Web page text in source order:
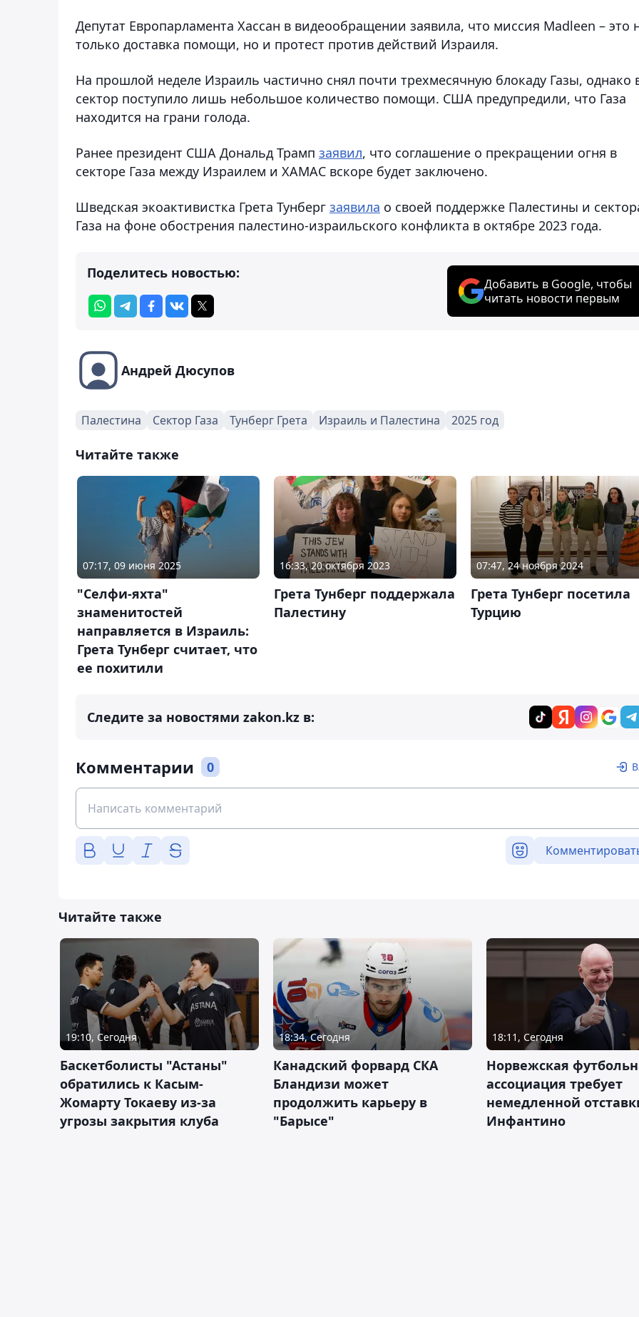
Депутат Европарламента Хассан в видеообращении заявила, что миссия Madleen – это
только доставка помощи, но и протест против действий Израиля.
На прошлой неделе Израиль частично снял почти трехмесячную блокаду Газы, однако
сектор поступило лишь небольшое количество помощи. США предупредили, что Газа
находится на грани голода.
Ранее президент США Дональд Трамп заявил, что соглашение о прекращении огня в
секторе Газа между Израилем и ХАМАС вскоре будет заключено.
Шведская экоактивистка Грета Тунберг заявила о своей поддержке Палестины и
Газа на фоне обострения палестино-израильского конфликта в октябре 2023 года.
Поделитесь новостью:
Добавить в Google, чтобы
читать новости первым
Андрей Дюсупов
Палестина Сектор Газа Тунберг Грета Израиль и Палестина 2025 год
Читайте также
07:17, 09 июня 2025
"Селфи-яхта"
знаменитостей
направляется в Израиль:
Грета Тунберг считает, что
ее похитили
16:33, 20 октября 2023
Грета Тунберг поддержала
Палестину
07:47, 24 ноября 2024
Грета Тунберг посетила
Турцию
Следите за новостями zakon.kz в:
Комментарии 0
Читайте также
19:10, Сегодня
Баскетболисты "Астаны"
обратились к Касым-
Жомарту Токаеву из-за
угрозы закрытия клуба
18:34, Сегодня
Канадский форвард СКА
Бландизи может
продолжить карьеру в
"Барысе"
18:11, Сегодня
Норвежская
ассоциация требует
немедленной
Инфантино